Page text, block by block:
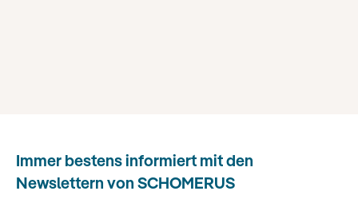
Immer bestens informiert mit den
Newslettern von SCHOMERUS